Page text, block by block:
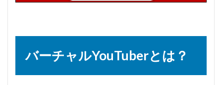
バーチャルYouTuberとは？